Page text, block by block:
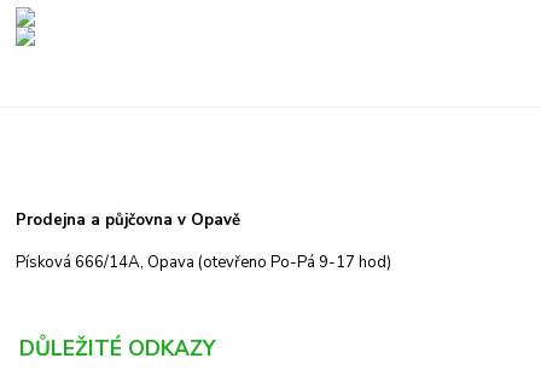
Prodejna a půjčovna v Opavě
Písková 666/14A, Opava (otevřeno Po-Pá 9-17 hod)
DŮLEŽITÉ ODKAZY